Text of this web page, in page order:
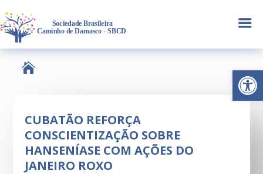
Abrir
a

CUBATÃO REFORÇA
CONSCIENTIZAÇÃO SOBRE
HANSENÍASE COM AÇÕES DO
JANEIRO ROXO